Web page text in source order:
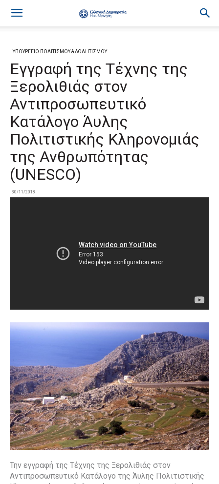
ΥΠΟΥΡΓΕΙΟ ΠΟΛΙΤΙΣΜΟΥ & ΑΘΛΗΤΙΣΜΟΥ
Εγγραφή της Τέχνης της
Ξερολιθιάς στον
Αντιπροσωπευτικό
Κατάλογο Άυλης
Πολιτιστικής Κληρονομιάς
της Ανθρωπότητας
(UNESCO)
30/11/2018
Την εγγραφή της Τέχνης της Ξερολιθιάς στον
Αντιπροσωπευτικό Κατάλογο της Άυλης Πολιτιστικής